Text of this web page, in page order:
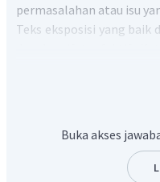
permasalahan atau isu
Teks eksposisi yang baik
tinggi. Jenis kata
eksposisi adalah kata
kausalitas, kata
Buka akses